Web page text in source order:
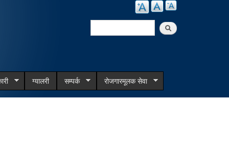
Search
ग्यालरी सम्पर्क रोजगारमूलक सेवा